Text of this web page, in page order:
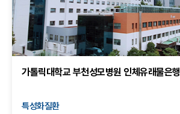
가톨릭대학교 부천성모병원 인체유래물은행
특성화질환